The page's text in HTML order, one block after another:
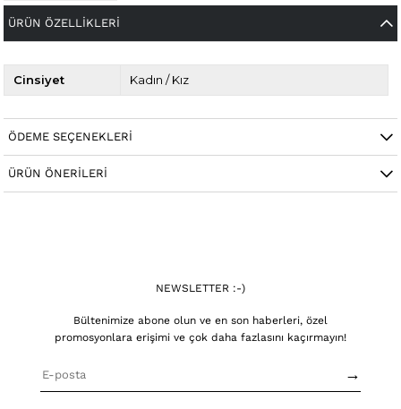
ÜRÜN ÖZELLIKLERI
Cinsiyet Kadın / Kız
ÖDEME SEÇENEKLERI
ÜRÜN ÖNERILERI
NEWSLETTER :-)
Bültenimize abone olun ve en son haberleri, özel
promosyonlara erişimi ve çok daha fazlasını kaçırmayın!
→